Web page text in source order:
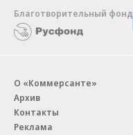
Благотворительный фонд
О «Коммерсанте»
Архив
Контакты
Реклама